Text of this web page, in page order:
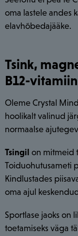
oma lastele andes
elavhõbedajääke.
Tsink,
B12-
Oleme Crystal
hoolikalt valinud
normaalse
Tsingil on mitmeid
Toiduohutusameti
Kindlustades
oma ajul
Sportlase jaoks on
toetamiseks väga